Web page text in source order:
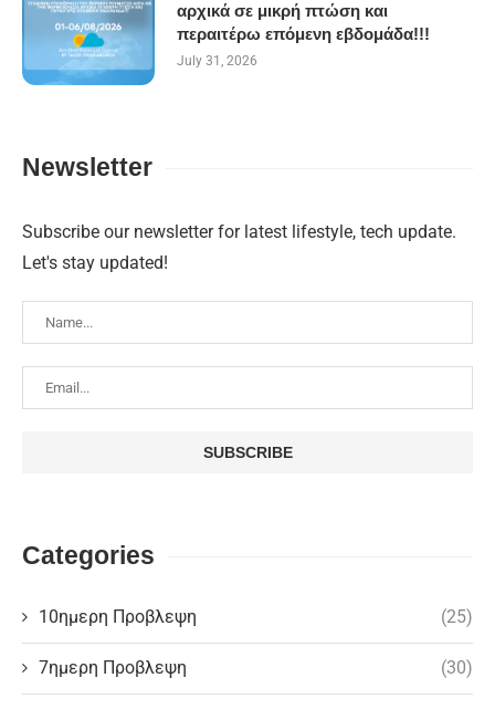
αρχικά σε μικρή πτώση και
περαιτέρω επόμενη εβδομάδα!!!
July 31, 2026
Newsletter
Subscribe our newsletter for latest lifestyle, tech update.
Let's stay updated!
Categories
10ημερη Προβλεψη (25)
7ημερη Προβλεψη (30)